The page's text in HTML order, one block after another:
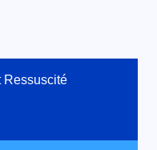
Ressuscité